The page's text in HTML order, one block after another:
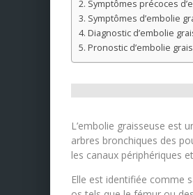
Symptômes précoces
Symptômes d’embolie
Diagnostic d’embolie
Pronostic d’embolie
L’embolie graisseuse est
arbres bronchiques des
les canaux périphériques
Elle est identifiée comme